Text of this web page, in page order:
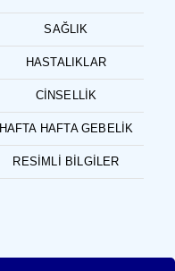
SAĞLIK
HASTALIKLAR
CINSELLIK
HAFTA HAFTA GEBELIK
RESIMLI BILGILER